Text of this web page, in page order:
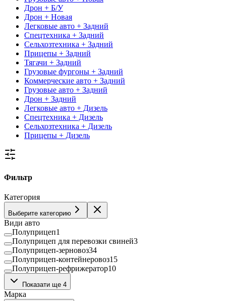
Дрон + Б/У
Дрон + Новая
Легковые авто + Задний
Спецтехника + Задний
Сельхозтехника + Задний
Прицепы + Задний
Тягачи + Задний
Грузовые фургоны + Задний
Коммерческие авто + Задний
Грузовые авто + Задний
Дрон + Задний
Легковые авто + Дизель
Спецтехника + Дизель
Сельхозтехника + Дизель
Прицепы + Дизель
Фильтр
Категория
Выберите категорию
Види авто
Полуприцеп1
Полуприцеп для перевозки свиней3
Полуприцеп-зерновоз34
Полуприцеп-контейнеровоз15
Полуприцеп-рефрижератор10
Полуприцеп-самосвал
Полуприцеп-цистерна
Тентованный полуприцеп
Показати ще 4
Марка